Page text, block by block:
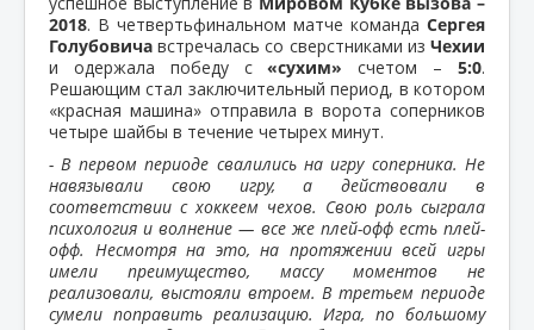
2018. В четвертьфинальном матче команда Сергея
Голубовича встречалась со сверстниками из Чехии
и одержала победу с«сухим» счетом –5:0.
Решающим стал заключительный период, в котором
«красная машина» отправила в ворота соперников
четыре шайбы в течение четырех минут.
- В первом периоде свалились на игру соперника. Не
навязывали свою игру, а действовали в
соответствии с хоккеем чехов. Свою роль сыграла
психология и волнение — все же плей-офф есть плей-
офф. Несмотря на это, на протяжении всей игры
имели преимущество, массу моментов не
реализовали, выстояли втроем. В третьем периоде
сумели поправить реализацию. Игра, по большому